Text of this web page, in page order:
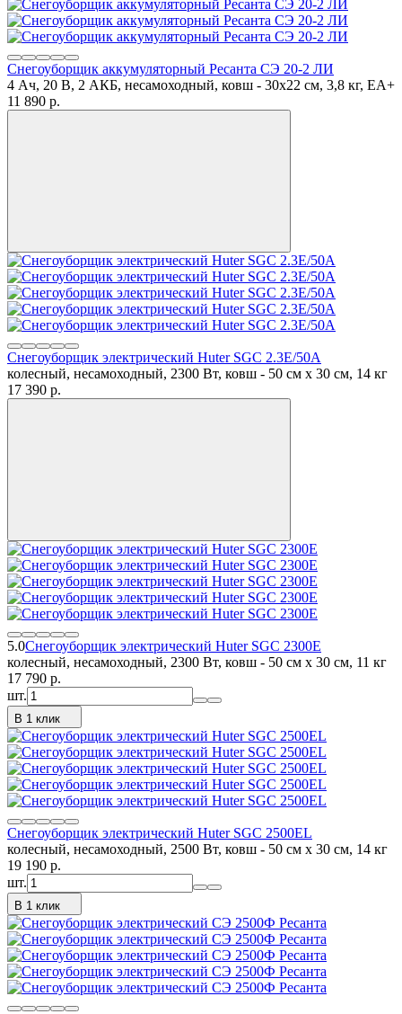
Снегоуборщик аккумуляторный Ресанта СЭ 20-2 ЛИ
4 Ач, 20 В, 2 АКБ, несамоходный, ковш - 30x22 см, 3,8 кг, ЕА+
11 890 p.
Снегоуборщик электрический Huter SGC 2.3E/50А
колесный, несамоходный, 2300 Вт, ковш - 50 см x 30 см, 14 кг
17 390 p.
5.0Снегоуборщик электрический Huter SGC 2300E
колесный, несамоходный, 2300 Вт, ковш - 50 см x 30 см, 11 кг
17 790 p.
шт.
В 1 клик
Снегоуборщик электрический Huter SGC 2500EL
колесный, несамоходный, 2500 Вт, ковш - 50 см x 30 см, 14 кг
19 190 p.
шт.
В 1 клик